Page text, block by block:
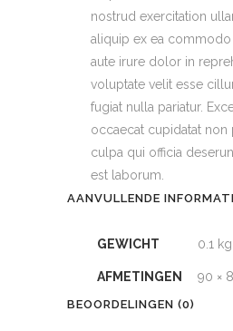
nostrud exercitation
aliquip ex ea commodo
aute irure dolor in
voluptate velit esse
fugiat nulla pariatur.
occaecat cupidatat non
culpa qui officia
est laborum.
AANVULLENDE
GEWICHT 0.1 kg
AFMETINGEN 90 ×
BEOORDELINGEN (0)